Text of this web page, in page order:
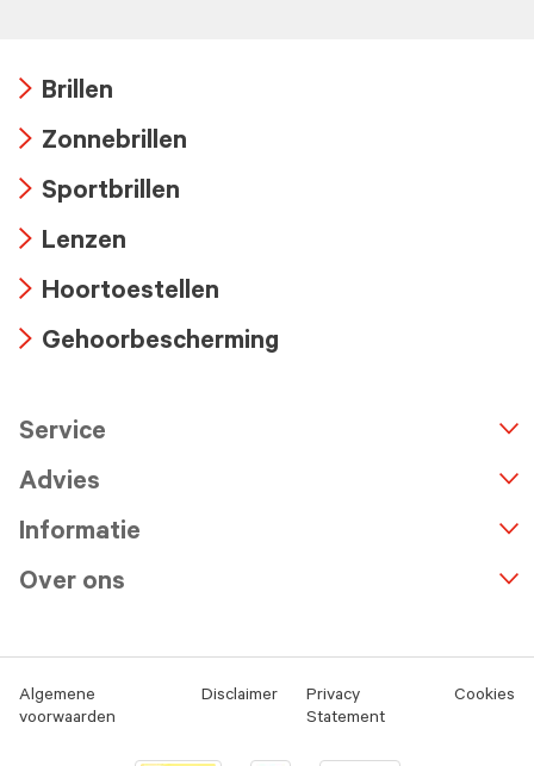
icon
Brillen
icon
Zonnebrillen
icon
Sportbrillen
icon
Lenzen
icon
Hoortoestellen
Gehoorbescherming
Service
Advies
Informatie
Over ons
Algemene
voorwaarden
Disclaimer
Privacy
Statement
Cookies